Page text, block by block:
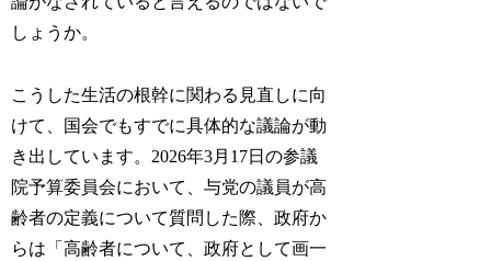
しょうか。
こうした生活の根幹に関わる見直しに向
けて、国会でもすでに具体的な議論が動
き出しています。2026年3月17日の参議
院予算委員会において、与党の議員が高
齢者の定義について質問した際、政府か
らは「高齢者について、政府として画一